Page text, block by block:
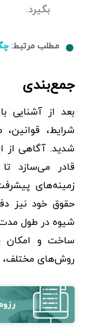
بگیرد.
مطلب مرتبط:
جمع‌بندی
بعد از آشنایی
شرایط،
شدید. آگاهی از
قادر می‌سازد
زمینه‌های
حقوق خود نیز
شیوه در طول مدت
ساخت و امکان
روش‌های مختلف،